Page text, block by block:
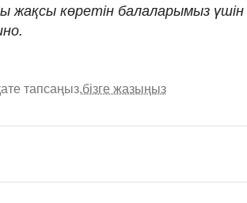
жақсы көретін балаларымыз үшін
тапсаңыз,бізге жазыңыз